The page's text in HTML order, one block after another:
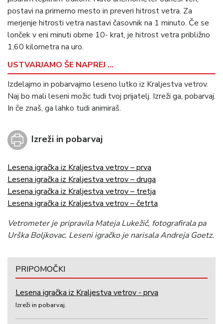
postavi na primerno mesto in preveri hitrost vetra. Za
merjenje hitrosti vetra nastavi časovnik na 1 minuto. Če se
lonček v eni minuti obrne 10- krat, je hitrost vetra približno
1,60 kilometra na uro.
USTVARJAMO ŠE NAPREJ …
Izdelajmo in pobarvajmo leseno lutko iz Kraljestva vetrov.
Naj bo mali leseni možic tudi tvoj prijatelj. Izreži ga, pobarvaj.
In če znaš, ga lahko tudi animiraš.
Izreži in pobarvaj
Lesena igračka iz Kraljestva vetrov – prva
Lesena igračka iz Kraljestva vetrov – druga
Lesena igračka iz Kraljestva vetrov – tretja
Lesena igračka iz Kraljestva vetrov – četrta
Vetrometer je pripravila Mateja Lukežič, fotografirala pa
Urška Boljkovac. Leseni igračko je narisala Andreja Goetz.
PRIPOMOČKI
Lesena igračka iz Kraljestva vetrov - prva
Izreži in pobarvaj.